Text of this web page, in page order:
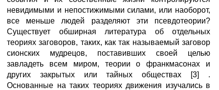
невидимыми и непостижимыми силами, или наоборот,
все меньше людей разделяют эти псевдотеории?
Существует обширная литература об отдельных
теориях заговоров, таких, как так называемый заговор
сионских мудрецов, поставивших своей целью
завладеть всем миром, теории о франкмасонах и
других закрытых или тайных обществах
[3] .
Основанные на таких теориях движения изучались в